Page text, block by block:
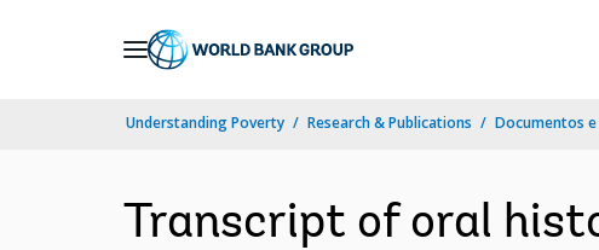
Understanding Poverty Research & Publications Documentos
Transcript of oral